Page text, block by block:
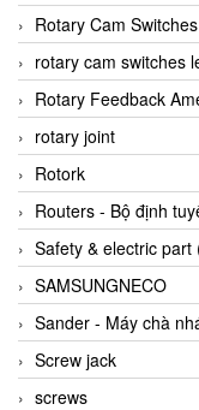
Bosch
Boydcorp
BRAUN Vietnam
Brinkmann Pumpen
BRONKHORST
Brook Instrument
Brooks Instrument
Buhler
BURLING
Burster
BUSCHJOST
Rotary Cam Switches
rotary cam switches
Rotary Feedback
rotary joint
Rotork
Routers - Bộ định
Safety & electric part
SAMSUNGNECO
Sander - Máy chà
Screw jack
screws